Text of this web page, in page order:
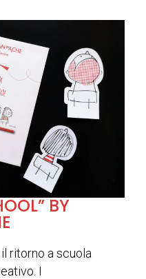
BY
ritorno a scuola
I